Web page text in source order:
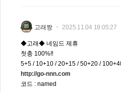
고래짱 2025.11.04 19:05:27
◆고래◆ 네임드 제휴
첫충 100%‼️
5+5 / 10+10 / 20+15 / 50+20 /
http://go-nnn.com
코드 : named